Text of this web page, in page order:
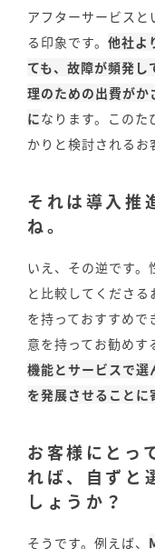
アフターサービス
る印象です。他社よ
ても、故障が頻発
理のための出費が
になります。このた
かりと検討されるお
それは導入推
ね。
いえ、その逆です
と比較してくださ
を持っておすすめ
意を持ってお勧めす
機能とサービスで
を発展させることに
お客様にとっ
れば、自ずと
しょうか？
そうです。例えば、